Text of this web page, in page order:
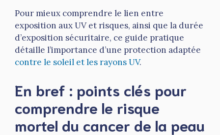
Pour mieux comprendre le lien entre
exposition aux UV et risques, ainsi que la durée
d’exposition sécuritaire, ce guide pratique
détaille l’importance d’une protection adaptée
contre le soleil et les rayons UV.
En bref : points clés pour
comprendre le risque
mortel du cancer de la peau